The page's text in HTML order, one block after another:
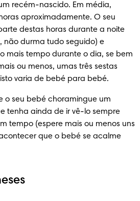
recém-nascido. Em média,
aproximadamente. O seu
destas horas durante a noite
não durma tudo seguido) e
mais tempo durante o dia, se bem
ou menos, umas três sestas
varia de bebé para bebé.
o seu bebé choramingue um
tenha ainda de ir vê-lo sempre
tempo (espere mais ou menos uns
que o bebé se acalme